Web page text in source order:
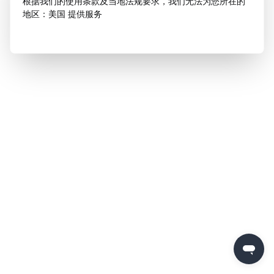
地区：美国 提供服务